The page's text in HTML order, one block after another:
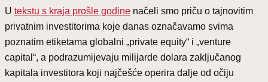
U tekstu s kraja prošle godine načeli smo priču o tajnovitim
privatnim investitorima koje danas označavamo svima
poznatim etiketama globalni „private equity“ i „venture
capital“, a podrazumijevaju milijarde dolara zaključanog
kapitala investitora koji najčešće operira dalje od očiju